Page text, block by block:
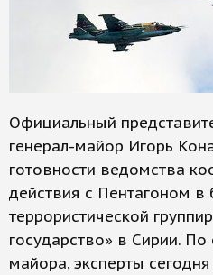
Официальный
генерал-майор Игорь
готовности ведомства
действия с Пентагоном в
террористической
государство» в Сирии.
майора, эксперты